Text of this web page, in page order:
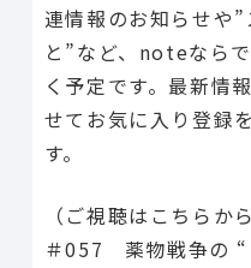
連情報のお知らせや
と”など、noteなら
く予定です。最新情
せてお気に入り登録
す。
（ご視聴はこちらから
＃057 薬物戦争の “